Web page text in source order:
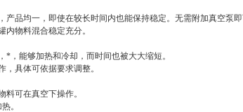
产品均一，即使在较长时间内也能保持稳定。无需附加真空泵
物料混合稳定充分。
，能够加热和冷却，而时间也被大大缩短。
具体可依据要求调整。
可在真空下操作。
。